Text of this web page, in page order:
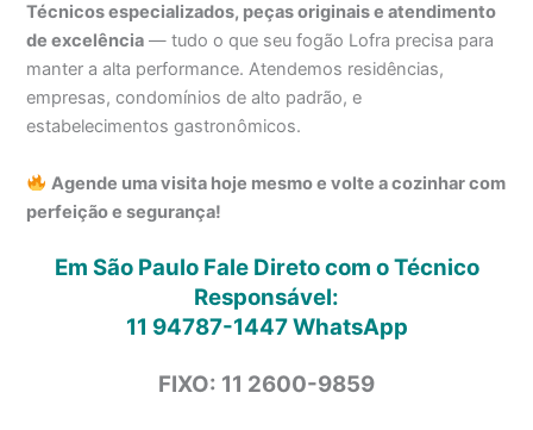
Técnicos especializados, peças originais e atendimento
de excelência — tudo o que seu fogão Lofra precisa para
manter a alta performance. Atendemos residências,
empresas, condomínios de alto padrão, e
estabelecimentos gastronômicos.
Agende uma visita hoje mesmo e volte a cozinhar com
perfeição e segurança!
Em São Paulo Fale Direto com o Técnico
Responsável:
11 94787-1447WhatsApp
FIXO: 11 2600-9859